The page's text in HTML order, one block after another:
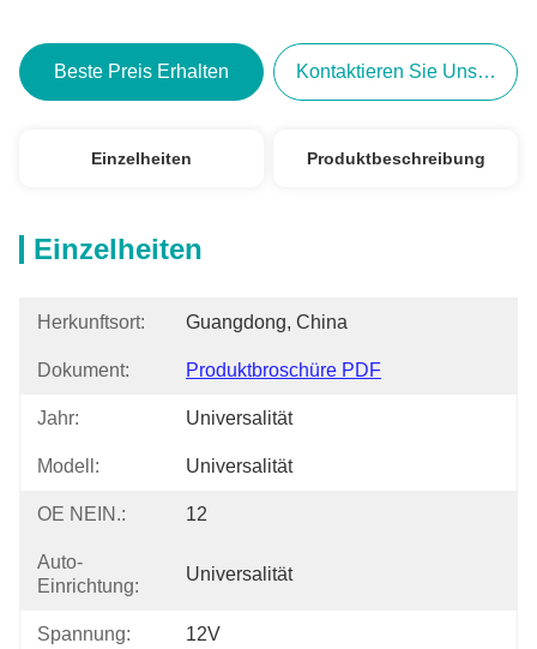
Beste Preis Erhalten Kontaktieren Sie Uns Jetzt
Einzelheiten Produktbeschreibung
Einzelheiten
Herkunftsort: Guangdong, China
Dokument: Produktbroschüre PDF
Jahr: Universalität
Modell: Universalität
OE NEIN.: 12
Auto-
Einrichtung:
Universalität
Spannung: 12V